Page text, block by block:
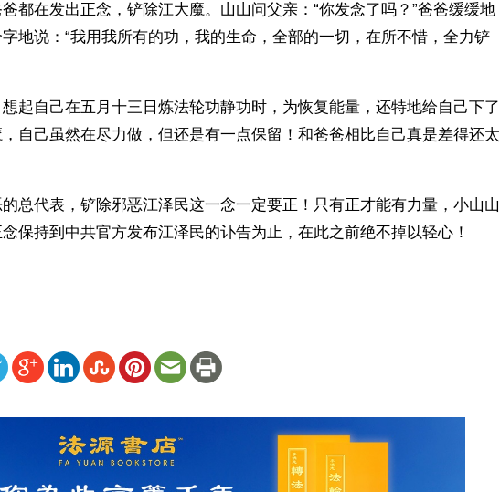
都在发出正念，铲除江大魔。山山问父亲：“你发念了吗？”爸爸缓缓地
地说：“我用我所有的功，我的生命，全部的一切，在所不惜，全力铲
起自己在五月十三日炼法轮功静功时，为恢复能量，还特地给自己下了
自己虽然在尽力做，但还是有一点保留！和爸爸相比自己真是差得还太
总代表，铲除邪恶江泽民这一念一定要正！只有正才能有力量，小山山
保持到中共官方发布江泽民的讣告为止，在此之前绝不掉以轻心！